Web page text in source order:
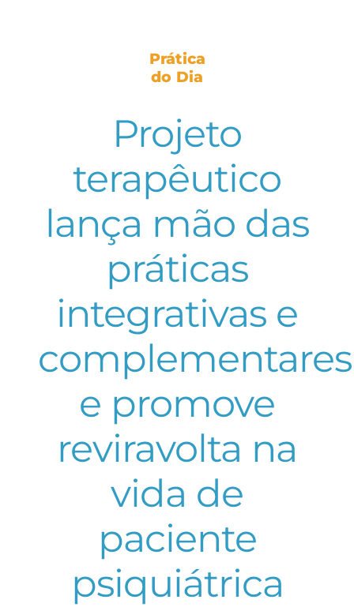
Prática
do Dia
Projeto
terapêutico
lança mão das
práticas
integrativas e
complementares
e promove
reviravolta na
vida de
paciente
psiquiátrica